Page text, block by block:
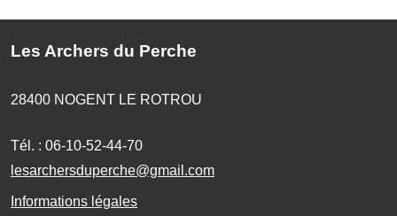
Les Archers du Perche
28400 NOGENT LE ROTROU
Tél. : 06-10-52-44-70
lesarchersduperche@gmail.com
Informations légales